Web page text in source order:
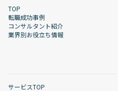
TOP
転職成功事例
コンサルタント紹介
業界別お役立ち情報
サービスTOP